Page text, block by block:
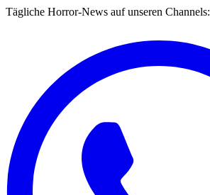
Tägliche Horror-News auf unseren Channels: